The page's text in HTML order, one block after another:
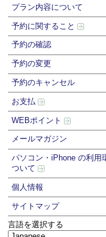
プラン内容について
予約に関すること
予約の確認
予約の変更
予約のキャンセル
お支払
WEBポイント
メールマガジン
パソコン・iPhone の利用
ついて
個人情報
サイトマップ
言語を選択する